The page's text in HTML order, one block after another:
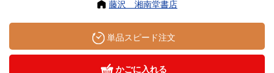
藤沢 湘南堂書店
単品スピード注文
かごに入れる